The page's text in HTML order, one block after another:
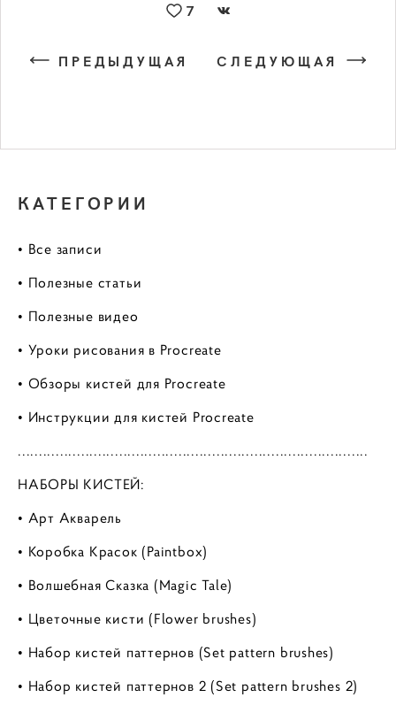
7
ПРЕДЫДУЩАЯ СЛЕДУЮЩАЯ
КАТЕГОРИИ
• Все записи
• Полезные статьи
• Полезные видео
• Уроки рисования в Procreate
• Обзоры кистей для Procreate
• Инструкции для кистей Procreate
...................................................................................
НАБОРЫ КИСТЕЙ:
• Арт Акварель
• Коробка Красок (Paintbox)
• Волшебная Сказка (Magic Tale)
• Цветочные кисти (Flower brushes)
• Набор кистей паттернов (Set pattern brushes)
• Набор кистей паттернов 2 (Set pattern brushes 2)